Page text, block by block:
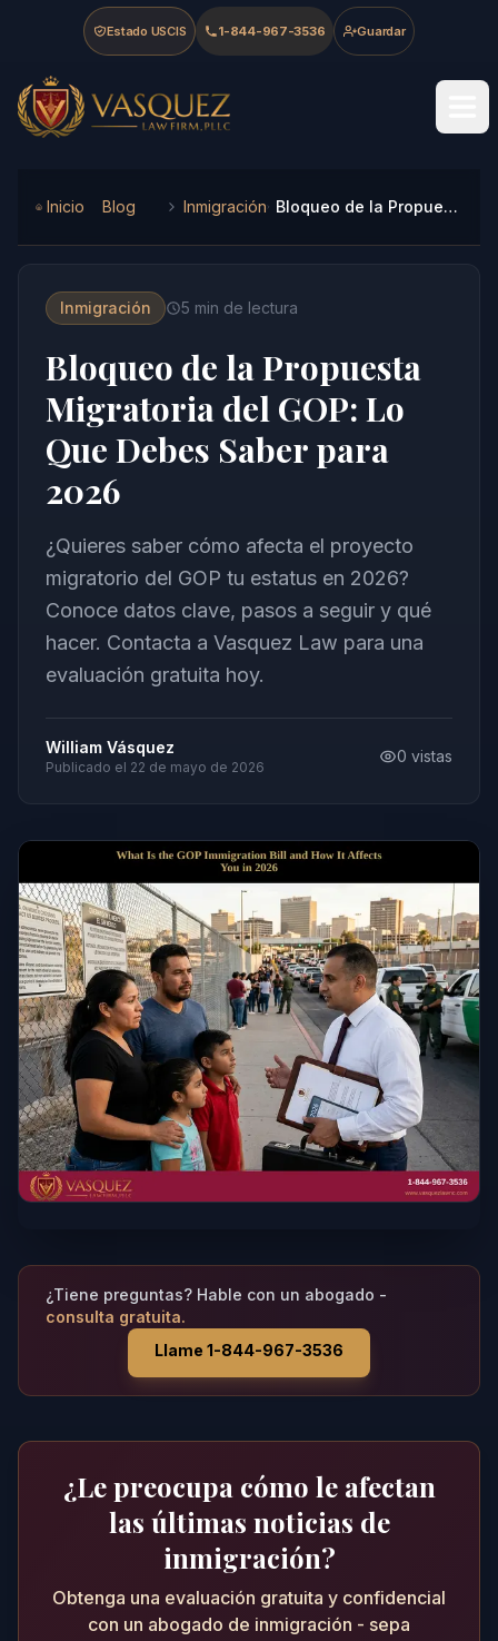
Skip to main content
Skip to navigation
Skip to footer
Estado USCIS 1-844-967-3536 Guardar
Vasquez Law Firm - Home
Inicio Blog Inmigración Bloqueo de la Propuesta Migratoria del GOP: Lo Que Debes Saber para 2026
Inmigración 5 min de lectura
Bloqueo de la Propuesta
Migratoria del GOP: Lo
Que Debes Saber para
2026
¿Quieres saber cómo afecta el proyecto
migratorio del GOP tu estatus en 2026?
Conoce datos clave, pasos a seguir y qué
hacer. Contacta a Vasquez Law para una
evaluación gratuita hoy.
William Vásquez
Publicado el 22 de mayo de 2026
0 vistas
¿Tiene preguntas? Hable con un abogado -
consulta gratuita.
Llame 1-844-967-3536
¿Le preocupa cómo le afectan
las últimas noticias de
inmigración?
Obtenga una evaluación gratuita y confidencial
con un abogado de inmigración - sepa